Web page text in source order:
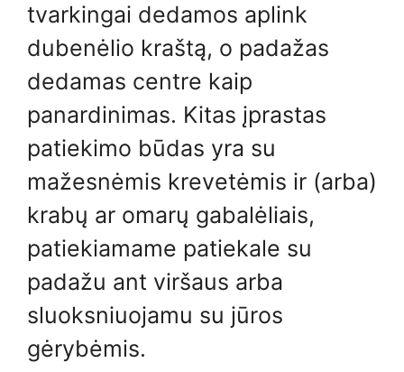
tvarkingai dedamos aplink
dubenėlio kraštą, o padažas
dedamas centre kaip
panardinimas. Kitas įprastas
patiekimo būdas yra su
mažesnėmis krevetėmis ir (arba)
krabų ar omarų gabalėliais,
patiekiamame patiekale su
padažu ant viršaus arba
sluoksniuojamu su jūros
gėrybėmis.